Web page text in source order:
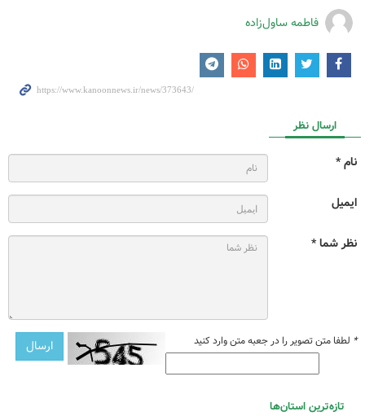
فاطمه ساول‌زاده
ارسال نظر
نام *
ایمیل
نظر شما *
* لطفا متن تصویر را در جعبه متن وارد کنید
تازه‌ترین استان‌ها